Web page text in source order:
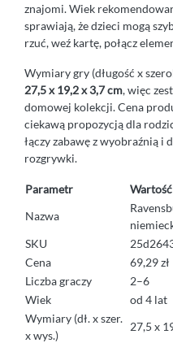
znajomi. Wiek
sprawiają, że dzieci mogą
rzuć, weź kartę, połącz
Wymiary gry (długość x
27,5 x 19,2 x 3,7 cm, więc
domowej kolekcji. Cena
ciekawą propozycją dla
łączy zabawę z wyobraźnią i
rozgrywki.
Parametr
Wartość
Nazwa
SKU
Cena
69,29 zł
Liczba graczy
2–6
Wiek
od 4 lat
Wymiary (dł. x szer.
x wys.)
27,5 x